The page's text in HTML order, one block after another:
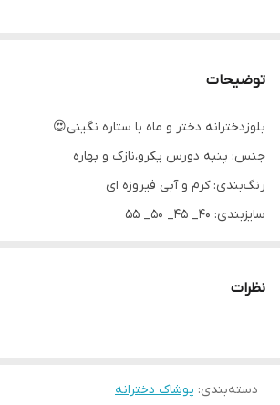
توضیحات
بلوزدخترانه دختر و ماه با ستاره نگینی😍
جنس: پنبه دورس یکرو،نازک و بهاره
رنگ‌بندی: کرم و آبی فیروزه ای
سایزبندی: ۴۰_ ۴۵_ ۵۰_ ۵۵
سایز۴۵:پهنا ۳۱، آستین۳۶، قدبلوز ۴۳
واسه اونایی که مثل من عاشق ماهن😍
نظرات
دسته‌بندی: پوشاک دخترانه